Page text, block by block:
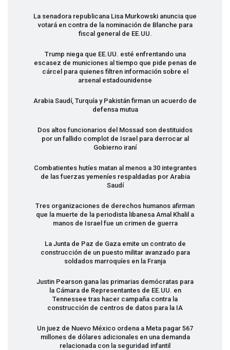
La senadora republicana Lisa Murkowski anuncia que
votará en contra de la nominación de Blanche para
fiscal general de EE.UU.
Trump niega que EE.UU. esté enfrentando una
escasez de municiones al tiempo que pide penas de
cárcel para quienes filtren información sobre el
arsenal estadounidense
Arabia Saudí, Turquía y Pakistán firman un acuerdo de
defensa mutua
Dos altos funcionarios del Mossad son destituidos
por un fallido complot de Israel para derrocar al
Gobierno iraní
Combatientes hutíes matan al menos a 30 integrantes
de las fuerzas yemeníes respaldadas por Arabia
Saudí
Tres organizaciones de derechos humanos afirman
que la muerte de la periodista libanesa Amal Khalil a
manos de Israel fue un crimen de guerra
La Junta de Paz de Gaza emite un contrato de
construcción de un puesto militar avanzado para
soldados marroquíes en la Franja
Justin Pearson gana las primarias demócratas para
la Cámara de Representantes de EE.UU. en
Tennessee tras hacer campaña contra la
construcción de centros de datos para la IA
Un juez de Nuevo México ordena a Meta pagar 567
millones de dólares adicionales en una demanda
relacionada con la seguridad infantil